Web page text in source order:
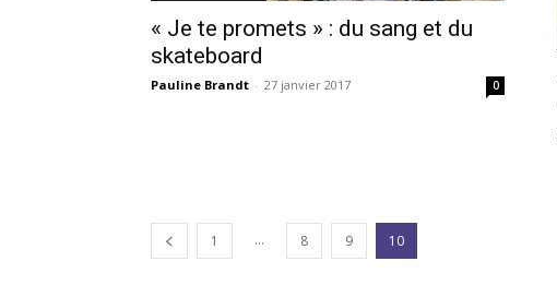
« Je te promets » : du sang et du
skateboard
Pauline Brandt - 27 janvier 2017 0
1 ... 8 9 10